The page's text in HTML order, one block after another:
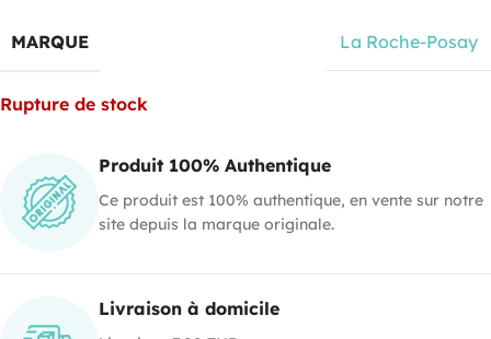
MARQUE La Roche-Posay
Rupture de stock
Produit 100% Authentique
Ce produit est 100% authentique, en vente sur notre
site depuis la marque originale.
Livraison à domicile